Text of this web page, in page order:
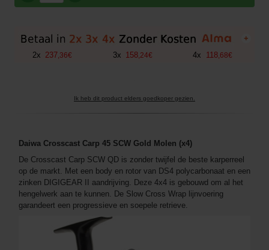
+
2x 237,36€ 3x 158,24€ 4x 118,68€
Ik heb dit product elders goedkoper gezien.
Daiwa Crosscast Carp 45 SCW Gold Molen (x4)
De Crosscast Carp SCW QD is zonder twijfel de beste karperreel
op de markt. Met een body en rotor van DS4 polycarbonaat en een
zinken DIGIGEAR II aandrijving. Deze 4x4 is gebouwd om al het
hengelwerk aan te kunnen. De Slow Cross Wrap lijnvoering
garandeert een progressieve en soepele retrieve.